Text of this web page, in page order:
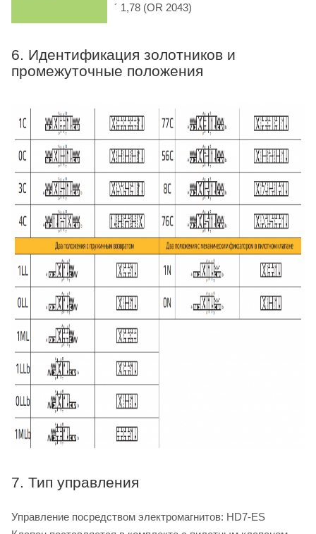
´ 1,78 (OR 2043)
6. Идентификация золотников и
промежуточные положения
7. Тип управления
Управление посредством электромагнитов: HD7-ES